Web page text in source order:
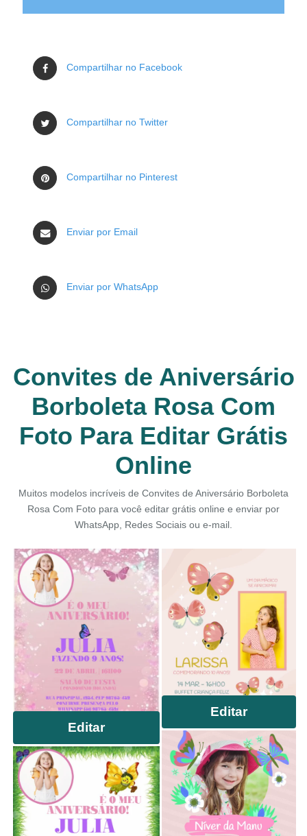
Compartilhar no Facebook
Compartilhar no Twitter
Compartilhar no Pinterest
Enviar por Email
Enviar por WhatsApp
Convites de Aniversário
Borboleta Rosa Com
Foto Para Editar Grátis
Online
Muitos modelos incríveis de Convites de Aniversário Borboleta
Rosa Com Foto para você editar grátis online e enviar por
WhatsApp, Redes Sociais ou e-mail.
Editar
Editar